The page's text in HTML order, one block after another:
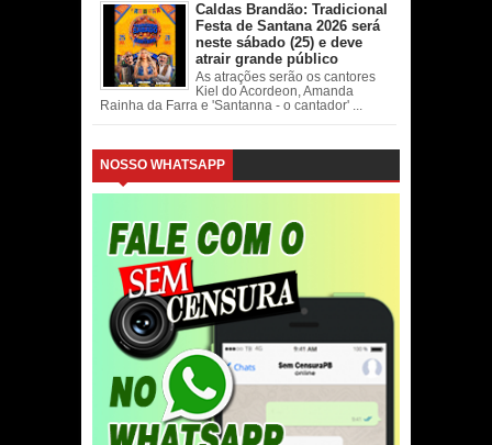
Caldas Brandão: Tradicional
Festa de Santana 2026 será
neste sábado (25) e deve
atrair grande público
As atrações serão os cantores
Kiel do Acordeon, Amanda
Rainha da Farra e 'Santanna - o cantador' ...
NOSSO WHATSAPP